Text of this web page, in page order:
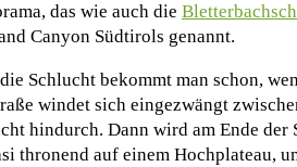
das wie auch die
Canyon Südtirols genannt.
Schlucht bekommt man schon,
windet sich eingezwängt
hindurch. Dann wird am Ende
thronend auf einem Hochplateau,